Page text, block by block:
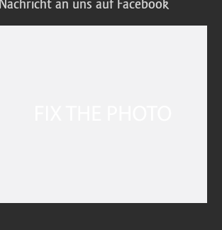
Nachricht an uns auf Facebook